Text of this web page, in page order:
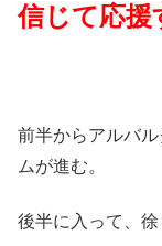
信じて応援
前半からアルバ
ムが進む。
後半に入って、徐